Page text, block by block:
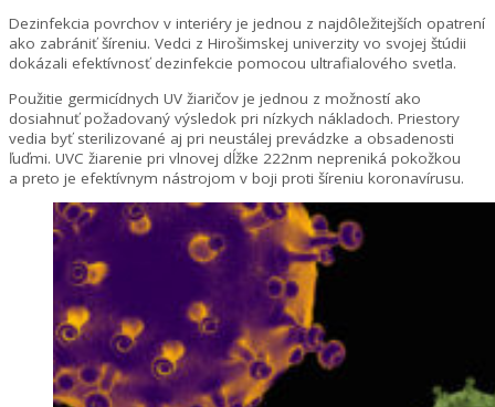
Dezinfekcia povrchov v interiéry je jednou z najdôležitejších opatrení
ako zabrániť šíreniu. Vedci z Hirošimskej univerzity vo svojej štúdii
dokázali efektívnosť dezinfekcie pomocou ultrafialového svetla.
Použitie germicídnych UV žiaričov je jednou z možností ako
dosiahnuť požadovaný výsledok pri nízkych nákladoch. Priestory
vedia byť sterilizované aj pri neustálej prevádzke a obsadenosti
ľuďmi. UVC žiarenie pri vlnovej dĺžke 222nm nepreniká pokožkou
a preto je efektívnym nástrojom v boji proti šíreniu koronavírusu.